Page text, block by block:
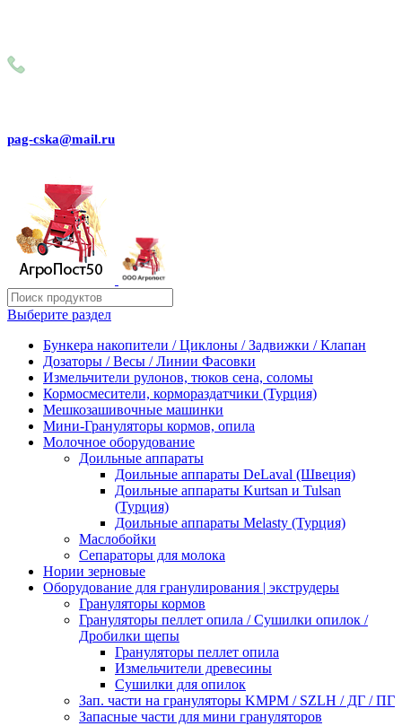
pag-cska@mail.ru
Выберите раздел
Бункера накопители / Циклоны / Задвижки / Клапан
Дозаторы / Весы / Линии Фасовки
Измельчители рулонов, тюков сена, соломы
Кормосмесители, кормораздатчики (Турция)
Мешкозашивочные машинки
Мини-Грануляторы кормов, опила
Молочное оборудование
Доильные аппараты
Доильные аппараты DeLaval (Швеция)
Доильные аппараты Kurtsan и Tulsan
(Турция)
Доильные аппараты Melasty (Турция)
Маслобойки
Сепараторы для молока
Нории зерновые
Оборудование для гранулирования | экструдеры
Грануляторы кормов
Грануляторы пеллет опила / Сушилки опилок /
Дробилки щепы
Грануляторы пеллет опила
Измельчители древесины
Сушилки для опилок
Зап. части на грануляторы KMPM / SZLH / ДГ / ПГ
Запасные части для мини грануляторов